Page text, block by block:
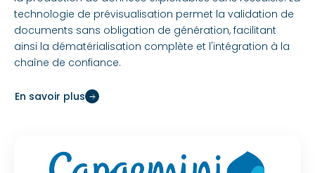
technologie de prévisualisation permet la validation de
documents sans obligation de génération, facilitant
ainsi la dématérialisation complète et l'intégration à la
chaîne de confiance.
En savoir plus